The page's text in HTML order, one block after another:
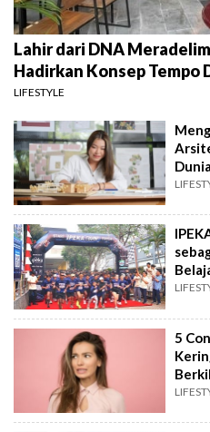
Lahir dari DNA
Hadirkan Konsep Tempo
LIFESTYLE
5